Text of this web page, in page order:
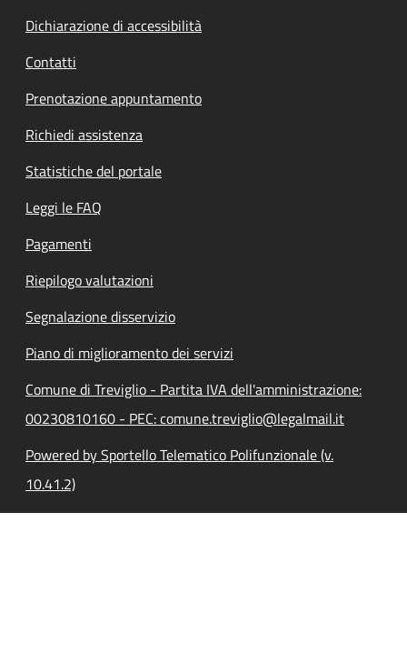
Dichiarazione di accessibilità
Contatti
Prenotazione appuntamento
Richiedi assistenza
Statistiche del portale
Leggi le FAQ
Pagamenti
Riepilogo valutazioni
Segnalazione disservizio
Piano di miglioramento dei servizi
Comune di Treviglio - Partita IVA dell'amministrazione:
00230810160 - PEC: comune.treviglio@legalmail.it
Powered by Sportello Telematico Polifunzionale (v.
10.41.2)